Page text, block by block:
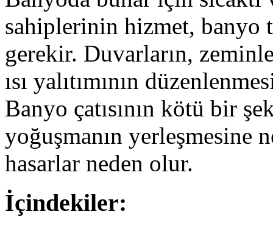
sahiplerinin hizmet, banyo
gerekir. Duvarların,
ısı yalıtımının
Banyo çatısının kötü bir
yoğuşmanın yerleşmesine
hasarlar neden olur.
İçindekiler: